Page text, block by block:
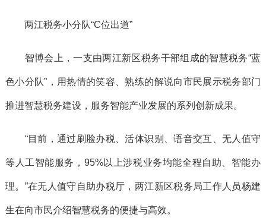
两江税务小分队“C位出道”
智博会上，一支由两江新区税务干部组成的智慧税务“蓝
色小分队”，用热情的笑容、熟练的解说向市民展示税务部门
推进智慧税务建设，服务智能产业发展的系列创新成果。
“目前，通过刷脸办税、活体识别、语音交互、无人值守
等人工智能服务，95%以上涉税业务均能全程自助、智能办
理。”在无人值守自助办税厅，两江新区税务局工作人员杨建
生在向市民介绍智慧税务的便捷与高效。